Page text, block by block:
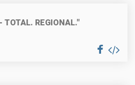
TOTAL. REGIONAL."